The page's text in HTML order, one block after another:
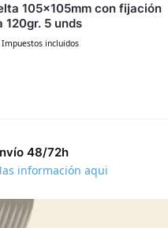
105x105mm con fijación
120gr. 5 unds
Impuestos incluidos
48/72h
información aqui